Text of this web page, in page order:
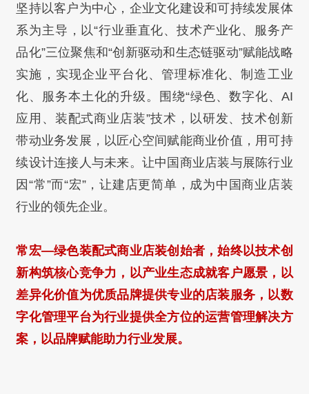
坚持以客户为中心，企业文化建设和可持续发展体
系为主导，以“行业垂直化、技术产业化、服务产
品化”三位聚焦和“创新驱动和生态链驱动”赋能战略
实施，实现企业平台化、管理标准化、制造工业
化、服务本土化的升级。围绕“绿色、数字化、AI
应用、装配式商业店装”技术，以研发、技术创 新
带动业务发展，以匠心空间赋能商业价值，用可持
续设计连接人与未来。让中国商业店装与展陈行业
因“常”而“宏”，让建店更简单， 成为中国商业店装
行业的领先企业。
常宏—绿色装配式商业店装创始者，始终以技术创
新构筑核心竞争力，以产业生态成就客户愿景，以
差异化价值为优质品牌提供专业的店装服务，以数
字化管理平台为行业提供全方位的运营管理解决方
案，以品牌赋能助力行业发展。